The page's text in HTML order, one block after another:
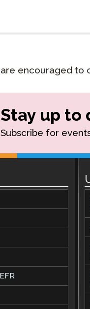
are encouraged
Stay up to
Subscribe for